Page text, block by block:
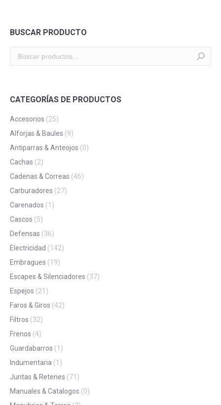
BUSCAR PRODUCTO
CATEGORÍAS DE PRODUCTOS
Accesorios (25)
Alforjas & Baules (9)
Antiparras & Anteojos (0)
Cachas (2)
Cadenas & Correas (46)
Carburadores (27)
Carenados (1)
Cascos (5)
Defensas (36)
Electricidad (142)
Embragues (19)
Escapes & Silenciadores (37)
Espejos (21)
Faros & Giros (42)
Filtros (32)
Frenos (4)
Guardabarros (1)
Indumentaria (1)
Juntas & Retenes (71)
Manuales & Catalogos (0)